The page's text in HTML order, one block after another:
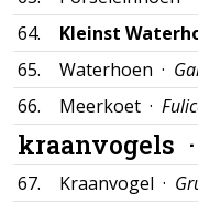
64.
Kleinst
65.
Waterhoen ·
66.
Meerkoet ·
kraanvogels ·
67. Kraanvogel ·